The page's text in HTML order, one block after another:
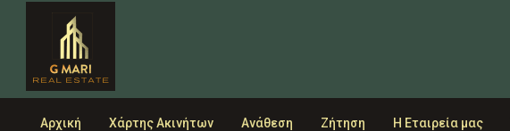
Αρχική Χάρτης Ακινήτων Ανάθεση Ζήτηση Η Εταιρεία μας